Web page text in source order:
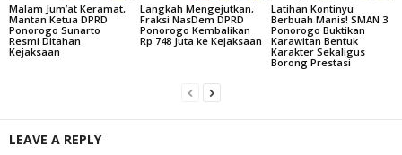
Malam Jum’at Keramat,
Mantan Ketua DPRD
Ponorogo Sunarto
Resmi Ditahan
Kejaksaan
Langkah Mengejutkan,
Fraksi NasDem DPRD
Ponorogo Kembalikan
Rp 748 Juta ke Kejaksaan
Latihan Kontinyu
Berbuah Manis! SMAN 3
Ponorogo Buktikan
Karawitan Bentuk
Karakter Sekaligus
Borong Prestasi
LEAVE A REPLY